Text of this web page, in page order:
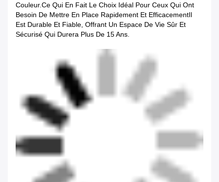
Couleur.ce Qui En Fait Le Choix Idéal Pour Ceux Qui Ont
Besoin De Mettre En Place Rapidement Et EfficacementIl
Est Durable Et Fiable, Offrant Un Espace De Vie Sûr Et
Sécurisé Qui Durera Plus De 15 Ans.